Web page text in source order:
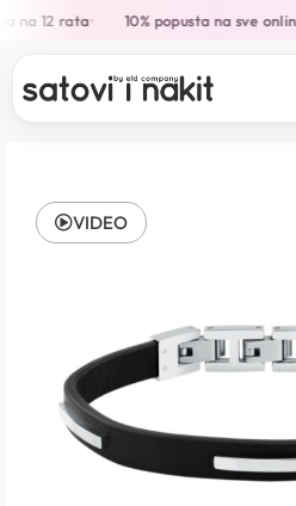
na 12 rata• 10% popusta na sve
VIDEO